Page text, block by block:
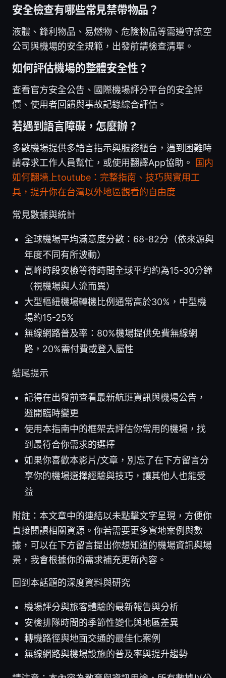
安全檢查有哪些常見禁帶物品？
液體、鋒利物品、易燃物、危險物品等需遵守航空
公司與機場的安全規範，出發前請檢查清單。
如何評估機場的整體安全性？
查看官方安全公告、國際機場評分平台的安全評
價、使用者回饋與事故記錄綜合評估。
若遇到語言障礙，怎麼辦？
多數機場提供多語言指示與服務櫃台，遇到困難時
請尋求工作人員幫忙，或使用翻譯App協助。
国内
如何翻墙上toutube：完整指南、技巧與實用工
具，提升你在台灣以外地區觀看的自由度
常見數據與統計
全球機場平均滿意度分數：68-82分（依來源與
年度不同有所波動）
高峰時段安檢等待時間全球平均約為15-30分鐘
（視機場與人流而異）
大型樞紐機場轉機比例通常高於30%，中型機
場約15-25%
無線網路普及率：80%機場提供免費無線網
路，20%需付費或登入屬性
結尾提示
記得在出發前查看最新航班資訊與機場公告，
避開臨時變更
使用本指南中的框架去評估你常用的機場，找
到最符合你需求的選擇
如果你喜歡本影片/文章，別忘了在下方留言分
享你的機場選擇經驗與技巧，讓其他人也能受
益
附註：本文章中的連結以未點擊文字呈現，方便你
直接閱讀相關資源。你若需要更多實地案例與數
據，可以在下方留言提出你想知道的機場資訊與場
景，我會根據你的需求補充更新內容。
回到本話題的深度資料與研究
機場評分與旅客體驗的最新報告與分析
安檢排隊時間的季節性變化與地區差異
轉機路徑與地面交通的最佳化案例
無線網路與機場設施的普及率與提升趨勢